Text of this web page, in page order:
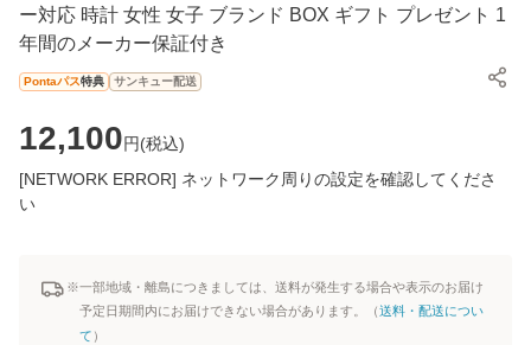
ー対応 時計 女性 女子 ブランド BOX ギフト プレゼント 1
年間のメーカー保証付き
Pontaパス特典 サンキュー配送
12,100円(税込)
[NETWORK ERROR] ネットワーク周りの設定を確認してくださ
い
※一部地域・離島につきましては、送料が発生する場合や表示のお届け
予定日期間内にお届けできない場合があります。（送料・配送につい
て ）